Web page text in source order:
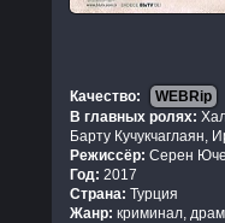
Качество:
WEBRip
В главных ролях:
Барту
Режиссёр: Серен Юче
Год: 2017
Страна: Турция
Жанр: криминал,